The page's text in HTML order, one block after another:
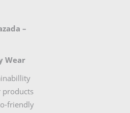
–
Wear
products
friendly